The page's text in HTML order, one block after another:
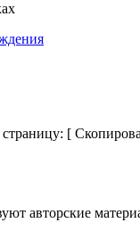
[
авторские